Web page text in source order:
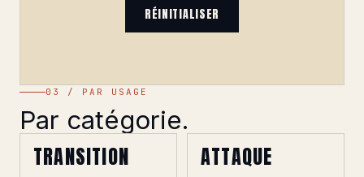
RÉINITIALISER
03 / PAR USAGE
Par catégorie.
TRANSITION ATTAQUE